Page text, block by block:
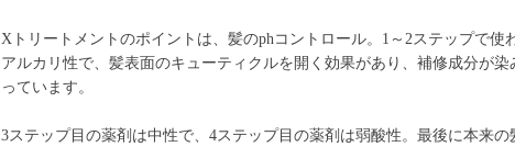
Xトリートメントのポイントは、髪のphコントロール。1～2ステップで使
アルカリ性で、髪表面のキューティクルを開く効果があり、補修成分が染
っています。
3ステップ目の薬剤は中性で、4ステップ目の薬剤は弱酸性。最後に本来の